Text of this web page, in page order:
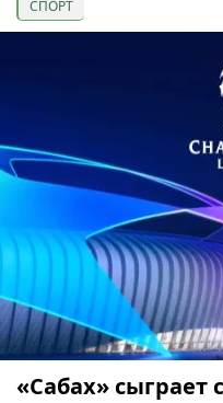
СПОРТ
«Сабах» сыграет